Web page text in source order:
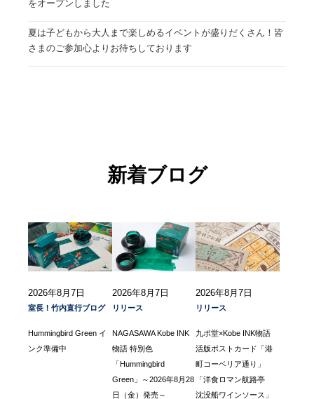
をオープンしました
夏は子どもから大人まで楽しめるイベントが盛りだくさん！皆
さまのご参加心よりお待ちしております
新着ブログ
2026年8月7日
室長！竹内直行ブログ
Hummingbird Green イ
ンク準備中
2026年8月7日
リリース
NAGASAWA Kobe INK
物語 特別色
「Hummingbird
Green」～2026年8月28
日（金）発売～
2026年8月7日
リリース
九ポ堂×Kobe INK物語
活版ポストカード「港
町コーベリア通り」
「洋食ロマン航路亭
沈没船ワインソース」